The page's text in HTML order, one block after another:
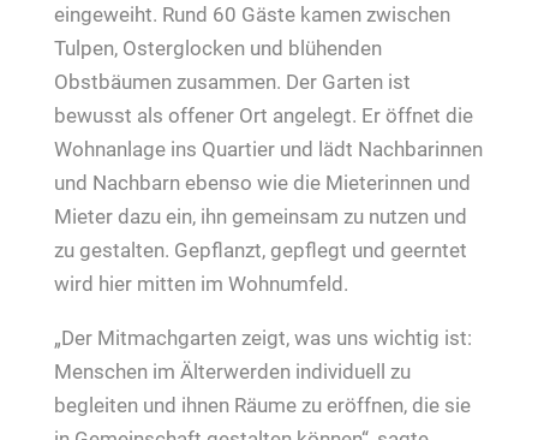
eingeweiht. Rund 60 Gäste kamen zwischen
Tulpen, Osterglocken und blühenden
Obstbäumen zusammen. Der Garten ist
bewusst als offener Ort angelegt. Er öffnet die
Wohnanlage ins Quartier und lädt Nachbarinnen
und Nachbarn ebenso wie die Mieterinnen und
Mieter dazu ein, ihn gemeinsam zu nutzen und
zu gestalten. Gepflanzt, gepflegt und geerntet
wird hier mitten im Wohnumfeld.
„Der Mitmachgarten zeigt, was uns wichtig ist:
Menschen im Älterwerden individuell zu
begleiten und ihnen Räume zu eröffnen, die sie